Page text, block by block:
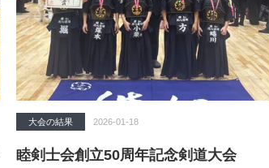
大会の結果 2026-01-18
睦剣士会創立50周年記念剣道大会